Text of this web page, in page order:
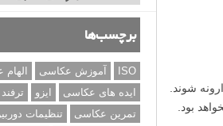
برچسب‌ها
ISO آموزش عکاسی
ایده های عکاسی
ایزو
تمرین عکاسی
تنظیمات